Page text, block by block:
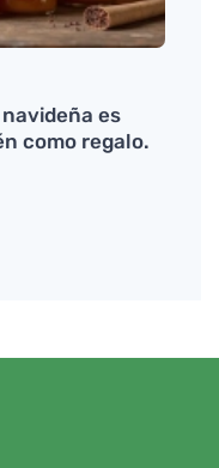
es
como regalo.